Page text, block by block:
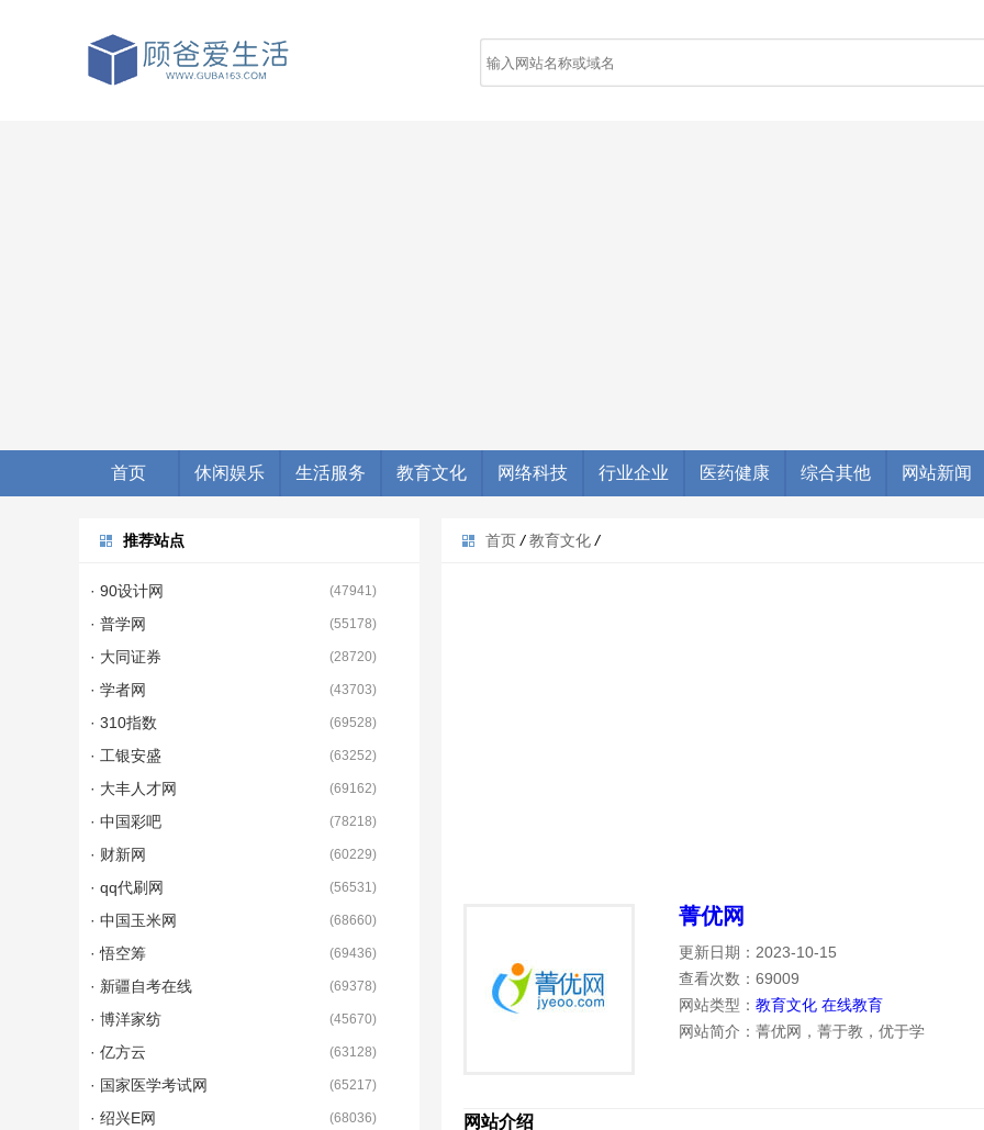
首页 休闲娱乐 生活服务 教育文化 网络科技 行业企业 医药健康 综合其他 网站新闻
首页 / 教育文化 /
菁优网
更新日期：2023-10-15
查看次数：69009
网站类型： 教育文化 在线教育
网站简介：菁优网，菁于教，优于学
网站介绍
推荐站点
· 90设计网 (47941)
· 普学网 (55178)
· 大同证券 (28720)
· 学者网 (43703)
· 310指数 (69528)
· 工银安盛 (63252)
· 大丰人才网 (69162)
· 中国彩吧 (78218)
· 财新网 (60229)
· qq代刷网 (56531)
· 中国玉米网 (68660)
· 悟空筹 (69436)
· 新疆自考在线 (69378)
· 博洋家纺 (45670)
· 亿方云 (63128)
· 国家医学考试网 (65217)
· 绍兴E网 (68036)